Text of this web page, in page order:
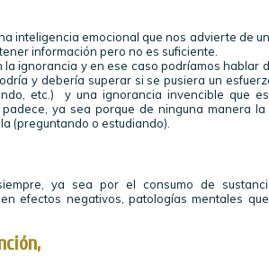
inteligencia emocional que nos advierte de
información pero no es suficiente.
ignorancia y en ese caso podríamos hablar
y debería superar si se pusiera un
etc.) y una ignorancia invencible que
ya sea porque de ninguna manera
(preguntando o estudiando).
ya sea por el consumo de
efectos negativos, patologías mentales